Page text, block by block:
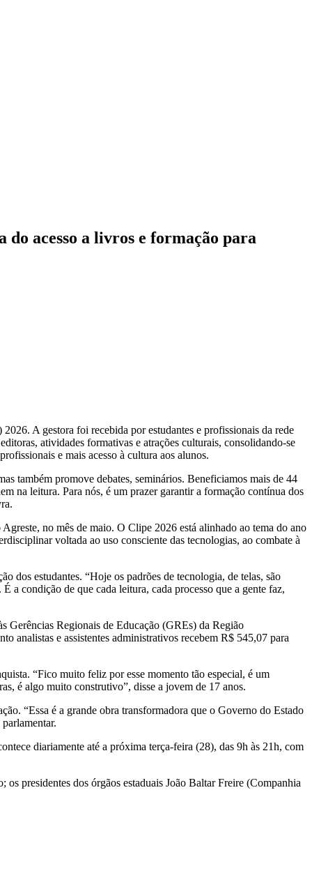
acesso a livros e formação para
A gestora foi recebida por estudantes e profissionais da rede
atividades formativas e atrações culturais, consolidando-se
e mais acesso à cultura aos alunos.
também promove debates, seminários. Beneficiamos mais de 44
na leitura. Para nós, é um prazer garantir a formação contínua dos
no mês de maio. O Clipe 2026 está alinhado ao tema do ano
voltada ao uso consciente das tecnologias, ao combate à
dos estudantes. “Hoje os padrões de tecnologia, de telas, são
a condição de que cada leitura, cada processo que a gente faz,
Gerências Regionais de Educação (GREs) da Região
analistas e assistentes administrativos recebem R$ 545,07 para
“Fico muito feliz por esse momento tão especial, é um
é algo muito construtivo”, disse a jovem de 17 anos.
“Essa é a grande obra transformadora que o Governo do Estado
diariamente até a próxima terça-feira (28), das 9h às 21h, com
presidentes dos órgãos estaduais João Baltar Freire (Companhia